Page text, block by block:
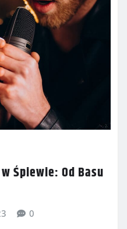
Śpiewie: Od Basu
0